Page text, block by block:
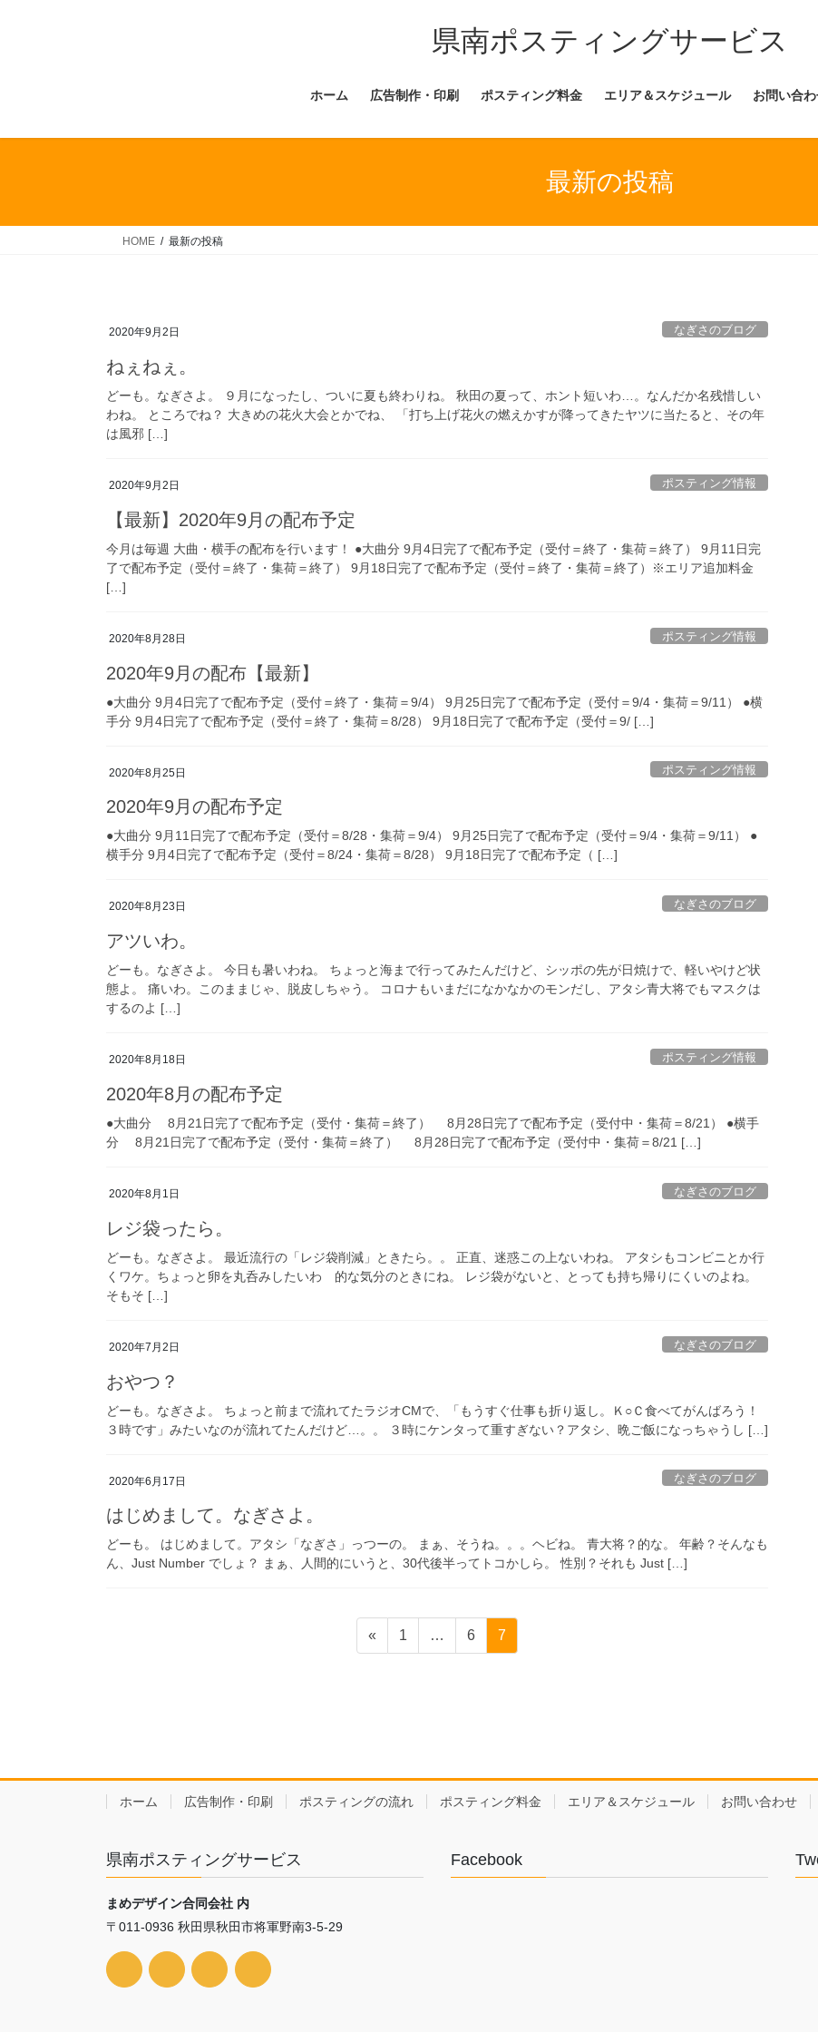
ス
ン
県南ポスティングサービス
ホーム 広告制作・印刷 ポスティング料金 エリア＆スケジュール お問い合
最新の投稿
HOME 最新の投稿
2020年9月2日 なぎさのブログ
ねぇねぇ。
どーも。なぎさよ。 ９月になったし、ついに夏も終わりね。 秋田の夏って、ホント短いわ…。なんだか名残惜しい
わね。 ところでね？ 大きめの花火大会とかでね、 「打ち上げ花火の燃えかすが降ってきたヤツに当たると、その年
は風邪 […]
2020年9月2日 ポスティング情報
【最新】2020年9月の配布予定
今月は毎週 大曲・横手の配布を行います！ ●大曲分 9月4日完了で配布予定（受付＝終了・集荷＝終了） 9月11日完
了で配布予定（受付＝終了・集荷＝終了） 9月18日完了で配布予定（受付＝終了・集荷＝終了）※エリア追加料金
[…]
2020年8月28日 ポスティング情報
2020年9月の配布【最新】
●大曲分 9月4日完了で配布予定（受付＝終了・集荷＝9/4） 9月25日完了で配布予定（受付＝9/4・集荷＝9/11） ●横
手分 9月4日完了で配布予定（受付＝終了・集荷＝8/28） 9月18日完了で配布予定（受付＝9/ […]
2020年8月25日 ポスティング情報
2020年9月の配布予定
●大曲分 9月11日完了で配布予定（受付＝8/28・集荷＝9/4） 9月25日完了で配布予定（受付＝9/4・集荷＝9/11） ●
横手分 9月4日完了で配布予定（受付＝8/24・集荷＝8/28） 9月18日完了で配布予定（ […]
2020年8月23日 なぎさのブログ
アツいわ。
どーも。なぎさよ。 今日も暑いわね。 ちょっと海まで行ってみたんだけど、シッポの先が日焼けで、軽いやけど状
態よ。 痛いわ。このままじゃ、脱皮しちゃう。 コロナもいまだになかなかのモンだし、アタシ青大将でもマスクは
するのよ […]
2020年8月18日 ポスティング情報
2020年8月の配布予定
●大曲分 8月21日完了で配布予定（受付・集荷＝終了） 8月28日完了で配布予定（受付中・集荷＝8/21） ●横手
分 8月21日完了で配布予定（受付・集荷＝終了） 8月28日完了で配布予定（受付中・集荷＝8/21 […]
2020年8月1日 なぎさのブログ
レジ袋ったら。
どーも。なぎさよ。 最近流行の「レジ袋削減」ときたら。。 正直、迷惑この上ないわね。 アタシもコンビニとか行
くワケ。ちょっと卵を丸呑みしたいわ 的な気分のときにね。 レジ袋がないと、とっても持ち帰りにくいのよね。
そもそ […]
2020年7月2日 なぎさのブログ
おやつ？
どーも。なぎさよ。 ちょっと前まで流れてたラジオCMで、「もうすぐ仕事も折り返し。Ｋ○Ｃ食べてがんばろう！
３時です」みたいなのが流れてたんだけど…。。 ３時にケンタって重すぎない？アタシ、晩ご飯になっちゃうし […]
2020年6月17日 なぎさのブログ
はじめまして。なぎさよ。
どーも。 はじめまして。アタシ「なぎさ」っつーの。 まぁ、そうね。。。ヘビね。 青大将？的な。 年齢？そんなも
ん、Just Number でしょ？ まぁ、人間的にいうと、30代後半ってトコかしら。 性別？それも Just […]
ジ
送
«
固
定
1 …
固
定
6
固
定
7
ホーム 広告制作・印刷 ポスティングの流れ ポスティング料金 エリア＆スケジュール お問い合わせ
県南ポスティングサービス
まめデザイン合同会社 内
〒011-0936 秋田県秋田市将軍野南3-5-29
Facebook